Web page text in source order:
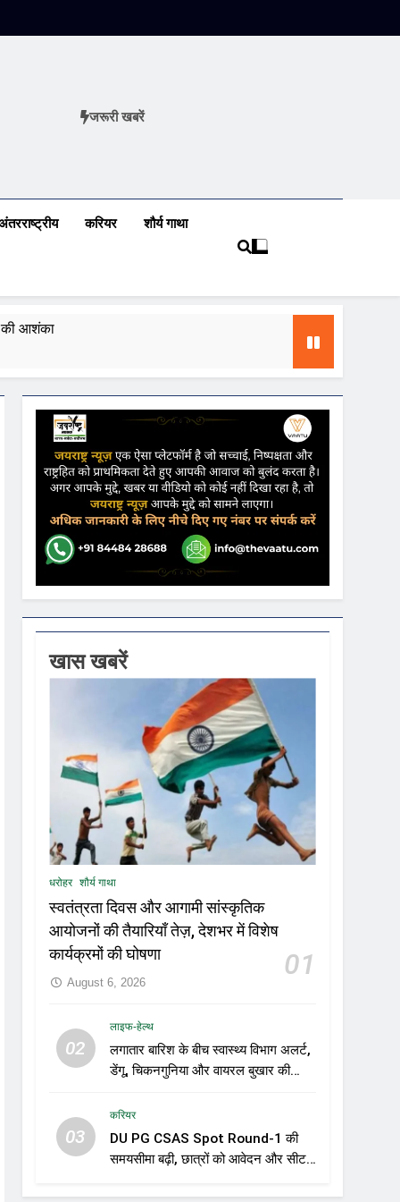
जरूरी खबरें
करियर शौर्य गाथा
की आशंका
कहा- कार्यक्रम से सरकार का कोई संबंध नहीं
धूम
करोड़ की विकास परियोजनाओं की शुरुआत
करोड़ का बड़ा प्रावधान
खास खबरें
धरोहर शौर्य गाथा
स्वतंत्रता दिवस और आगामी सांस्कृतिक
आयोजनों की तैयारियाँ तेज़, देशभर में विशेष
कार्यक्रमों की घोषणा
01
August 6, 2026
02
लाइफ-हेल्थ
लगातार बारिश के बीच स्वास्थ्य विभाग अलर्ट,
डेंगू, चिकनगुनिया और वायरल बुखार की
निर्देश
03
करियर
DU PG CSAS Spot Round-1 की
समयसीमा बढ़ी, छात्रों को आवेदन और सीट